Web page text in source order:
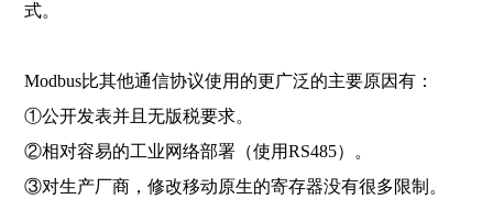
式。
Modbus比其他通信协议使用的更广泛的主要原因有：
①公开发表并且无版税要求。
②相对容易的工业网络部署（使用RS485）。
③对生产厂商，修改移动原生的寄存器没有很多限制。